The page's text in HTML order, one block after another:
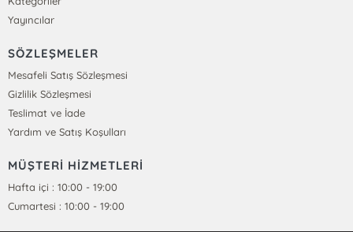
Yayıncılar
SÖZLEŞMELER
Mesafeli Satış Sözleşmesi
Gizlilik Sözleşmesi
Teslimat ve İade
Yardım ve Satış Koşulları
MÜŞTERİ HİZMETLERİ
Hafta içi : 10:00 - 19:00
Cumartesi : 10:00 - 19:00